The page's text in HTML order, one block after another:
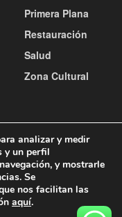
Primera Plana
Restauración
Salud
Zona Cultural
de Cookies
analizar y medir
y un perfil
y mostrarle
Se
nos facilitan las
aquí.